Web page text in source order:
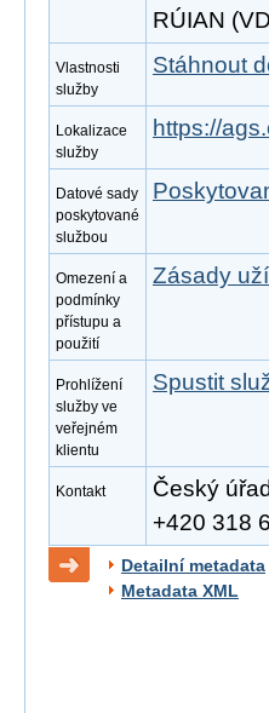
RÚIAN
Vlastnosti
služby
Stáhnout
Lokalizace
služby
https://
Datové sady
poskytované
službou
Omezení a
podmínky
přístupu a
použití
Zásady
Prohlížení
služby ve
veřejném
klientu
Spustit
Kontakt
Český
+420 318
Detailní metadata
Metadata XML